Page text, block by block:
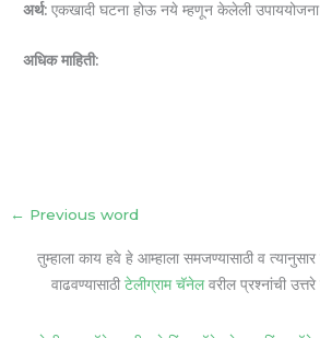
अर्थ: एकखादी घटना होऊ नये म्हणून केलेली उपाययोजना
अधिक माहिती:
← Previous word
तुम्हाला काय हवे हे आम्हाला समजण्यासाठी व
वाढवण्यासाठी टेलीग्राम चॅनेलवरील प्रश्नांची